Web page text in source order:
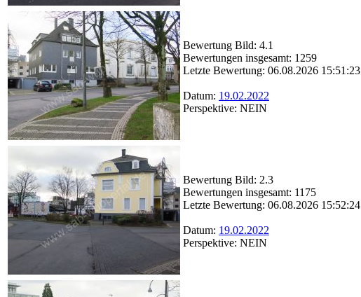
Bewertung Bild: 4.1
Bewertungen insgesamt: 1259
Letzte Bewertung: 06.08.2026 15:51:23
Datum: 19.02.2022
Perspektive: NEIN
Bewertung Bild: 2.3
Bewertungen insgesamt: 1175
Letzte Bewertung: 06.08.2026 15:52:24
Datum: 19.02.2022
Perspektive: NEIN